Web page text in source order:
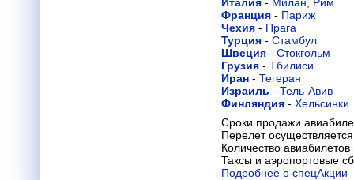
Франция - Париж
Чехия - Прага
Турция - Стамбул
Швеция - Стокгольм
Грузия - Тбилиси
Иран - Тегеран
Израиль - Тель-Авив
Финляндия - Хельсинки
Сроки продажи
Перелет
Количество
Таксы и аэропортовые
Подробнее о спецАкции